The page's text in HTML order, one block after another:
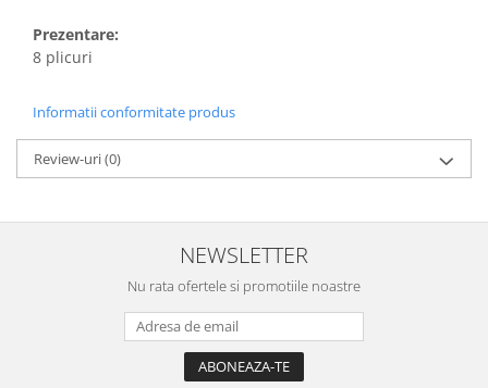
Prezentare:
8 plicuri
Informatii conformitate produs
Review-uri(0)
NEWSLETTER
Nu rata ofertele si promotiile noastre